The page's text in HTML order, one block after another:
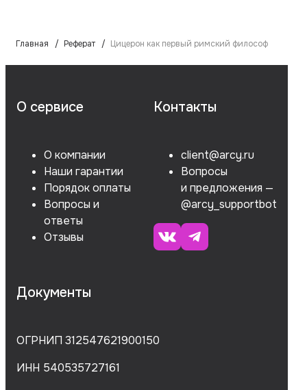
Главная Реферат Цицерон как первый римский философ
О сервисе
О компании
Наши гарантии
Порядок оплаты
Вопросы и
ответы
Отзывы
Контакты
client@arcy.ru
Вопросы
и предложения —
@arcy_supportbot
Документы
ОГРНИП 312547621900150
ИНН 540535727161